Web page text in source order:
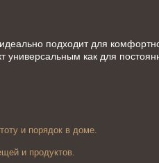
подходит для
как для
и порядок в доме.
и продуктов.